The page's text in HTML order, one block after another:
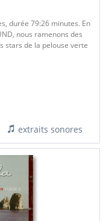
durée 79:26 minutes. En
nous ramenons des
stars de la pelouse verte
extraits sonores